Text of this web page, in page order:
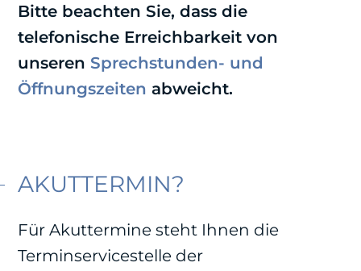
Bitte beachten Sie, dass die
telefonische Erreichbarkeit von
unseren Sprechstunden- und
Öffnungszeiten abweicht.
AKUTTERMIN?
Für Akuttermine steht Ihnen die
Terminservicestelle der